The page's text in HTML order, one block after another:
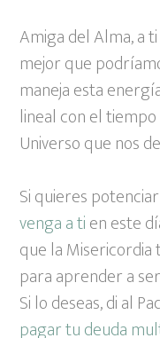
Amiga del Alma, a
mejor que
maneja esta
lineal con el
Universo que nos
Si quieres
venga a tien este
que la
para aprender a
Si lo deseas, di al
pagar tu deuda